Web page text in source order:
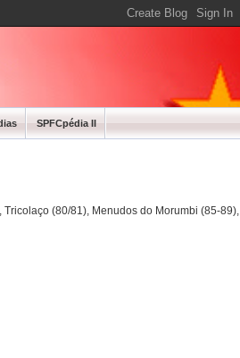
SPFCpédia II
(80/81), Menudos do Morumbi (85-